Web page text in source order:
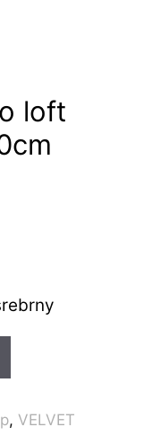
loft
, VELVET